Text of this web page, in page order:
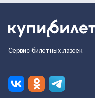
Сервис билетных лазеек